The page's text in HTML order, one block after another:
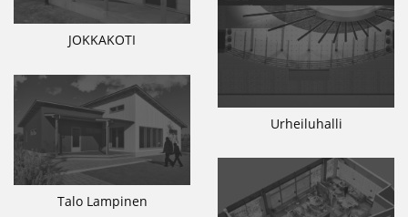
JOKKAKOTI
Urheiluhalli
Talo Lampinen